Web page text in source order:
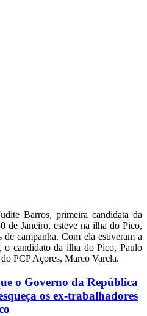
Barros, primeira candidata da
de Janeiro, esteve na ilha do Pico,
de campanha. Com ela estiveram a
o candidato da ilha do Pico, Paulo
PCP Açores, Marco Varela.
o Governo da República
os ex-trabalhadores